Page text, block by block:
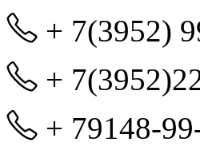
+ 7(3952)
+
+ 79148-